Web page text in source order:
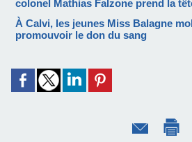
colonel Mathias Falzone prend la
À Calvi, les jeunes Miss Balagne
promouvoir le don du sang